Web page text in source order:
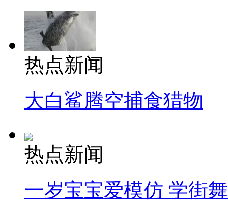
热点新闻
大白鲨腾空捕食猎物
热点新闻
一岁宝宝爱模仿 学街